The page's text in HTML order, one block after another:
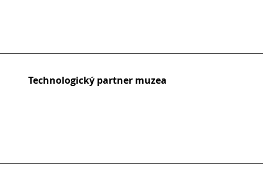
Technologický partner muzea